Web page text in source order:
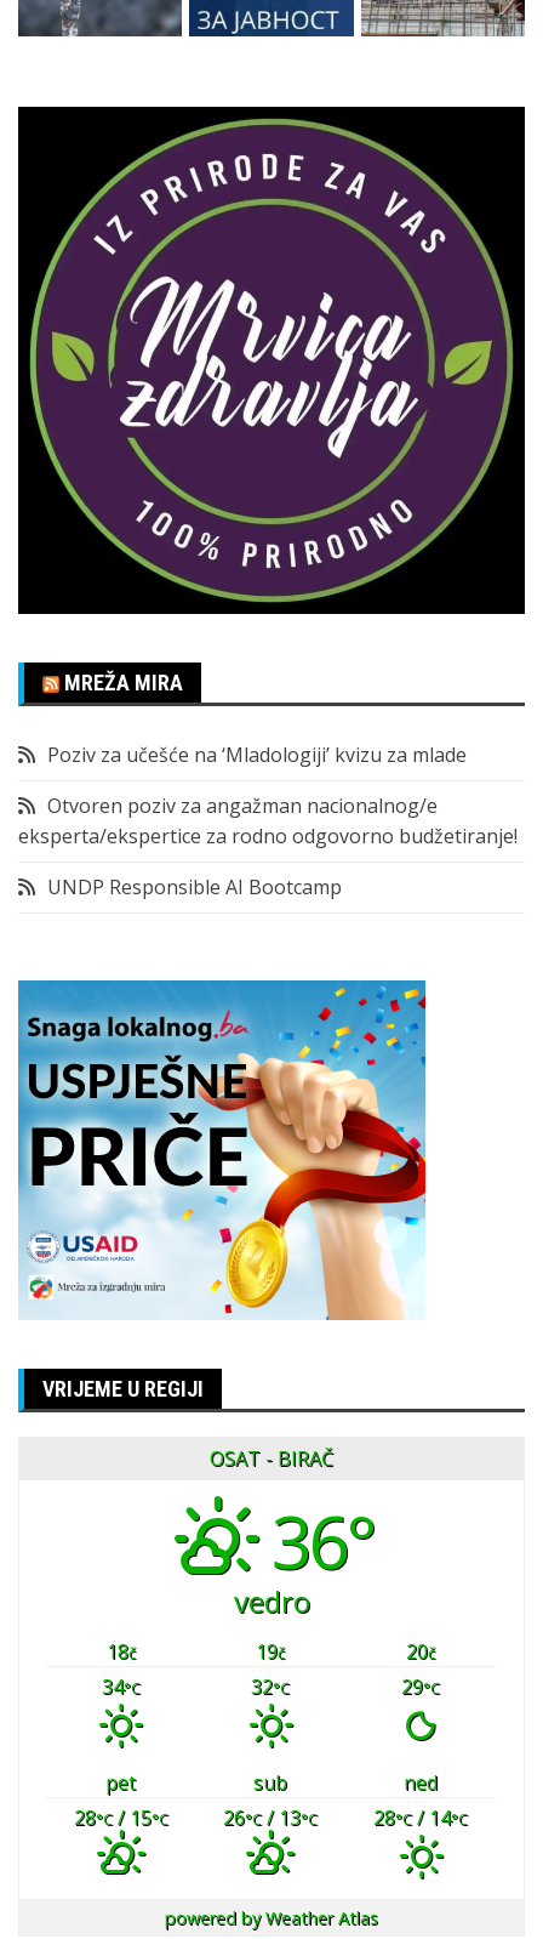
MREŽA MIRA
Poziv za učešće na ‘Mladologiji’ kvizu za mlade
Otvoren poziv za angažman nacionalnog/e
eksperta/ekspertice za rodno odgovorno budžetiranje!
UNDP Responsible AI Bootcamp
VRIJEME U REGIJI
OSAT - BIRAČ
36°
vedro
18č 19č 20č
34°C 32°C 29°C
pet sub
ned
28°C/ 15°C 26°C/ 13°C 28°C/ 14°C
powered byWeather Atlas